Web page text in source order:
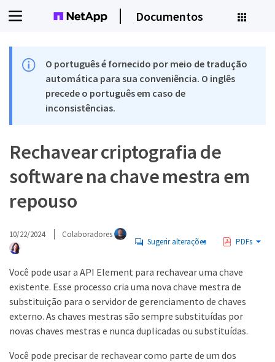
Documentos
O português é fornecido por meio de tradução
automática para sua conveniência. O inglês
precede o português em caso de
inconsistências.
Rechavear criptografia de
software na chave mestra em
repouso
10/22/2024 Colaboradores
Sugerir alterações PDFs
Você pode usar a API Element para rechavear uma chave
existente. Esse processo cria uma nova chave mestra de
substituição para o servidor de gerenciamento de chaves
externo. As chaves mestras são sempre substituídas por
novas chaves mestras e nunca duplicadas ou substituídas.
Você pode precisar de rechavear como parte de um dos